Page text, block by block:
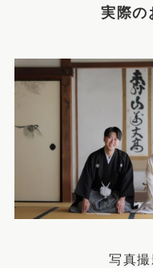
実際の
写真撮